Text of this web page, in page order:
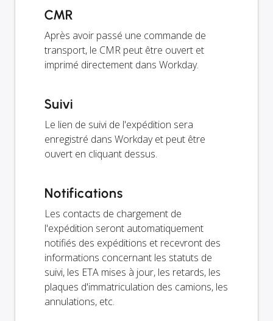
CMR
Après avoir passé une commande de
transport, le CMR peut être ouvert et
imprimé directement dans Workday.
Suivi
Le lien de suivi de l'expédition sera
enregistré dans Workday et peut être
ouvert en cliquant dessus.
Notifications
Les contacts de chargement de
l'expédition seront automatiquement
notifiés des expéditions et recevront des
informations concernant les statuts de
suivi, les ETA mises à jour, les retards, les
plaques d'immatriculation des camions, les
annulations, etc.